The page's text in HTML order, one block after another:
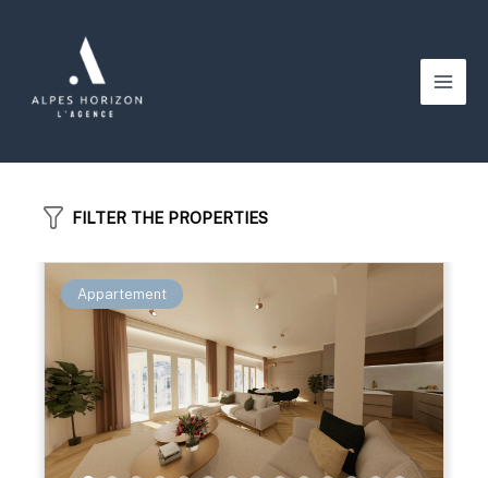
Main
FILTER THE PROPERTIES
Appartement